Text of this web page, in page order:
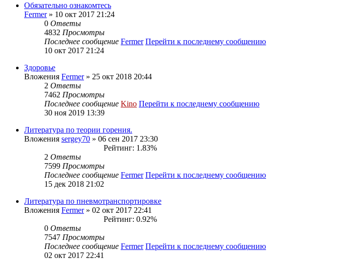
Обязательно ознакомтесь
Fermer» 10 окт 2017 21:24
0 Ответы
4832 Просмотры
Последнее сообщение Fermer Перейти к последнему сообщению
10 окт 2017 21:24
Здоровье
Вложения Fermer» 25 окт 2018 20:44
2 Ответы
7462 Просмотры
Последнее сообщение Kino Перейти к последнему сообщению
30 ноя 2019 13:39
Литература по теории горения.
Вложения sergey70 » 06 сен 2017 23:30
Рейтинг: 1.83%
2 Ответы
7599 Просмотры
Последнее сообщение Fermer Перейти к последнему сообщению
15 дек 2018 21:02
Литература по пневмотранспортировке
Вложения Fermer» 02 окт 2017 22:41
Рейтинг: 0.92%
0 Ответы
7547 Просмотры
Последнее сообщение Fermer Перейти к последнему сообщению
02 окт 2017 22:41